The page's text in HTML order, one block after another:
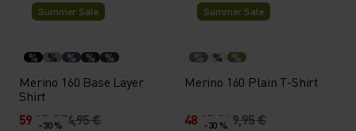
Summer Sale
% % % % %
Merino 160 Base Layer
Shirt
59,95 €74,95 €
Summer Sale
% % %
Merino 160 Plain T-Shirt
48,95 €69,95 €
-30 % -30 %